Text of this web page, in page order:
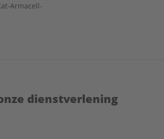
Armacell-
dienstverlening